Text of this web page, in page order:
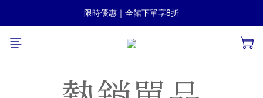
滿千即享免運（限台灣本島）
限時優惠｜全館下單享8折
滿千即享免運（限台灣本島）